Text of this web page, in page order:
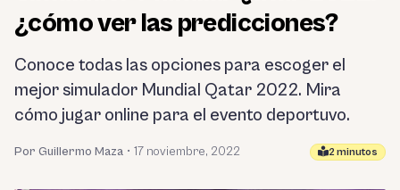
¿cómo ver las predicciones?
Conoce todas las opciones para escoger el
mejor simulador Mundial Qatar 2022. Mira
cómo jugar online para el evento deportuvo.
Por Guillermo Maza • 17 noviembre, 2022 2 minutos